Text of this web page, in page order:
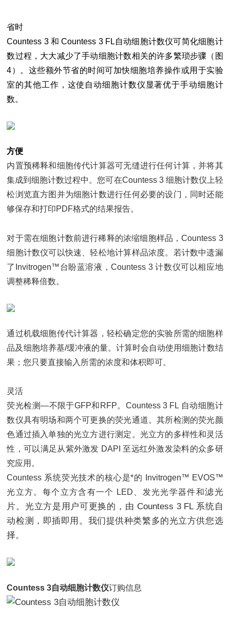
省时
Countess 3 和 Countess 3 FL自动细胞计数仪可简化细胞计
数过程，大大减少了手动细胞计数相关的许多繁琐步骤（图
4）。这些额外节省的时间可加快细胞培养操作或用于实验
室的其他工作，这使自动细胞计数仪显著优于手动细胞计
数。
方便
内置预稀释和细胞传代计算器可无缝进行任何计算，并将其
集成到细胞计数过程中。您可在Countess 3 细胞计数仪上轻
松浏览直方图并为细胞计数进行任何必要的设门，同时还能
够保存和打印PDF格式的结果报告。
对于需在细胞计数前进行稀释的浓缩细胞样品，Countess 3
细胞计数仪可以快速、轻松地计算样品浓度。若计数中遗漏
了Invitrogen™台盼蓝溶液，Countess 3 计数仪可以相应地
调整稀释倍数。
通过机载细胞传代计算器，轻松确定您的实验所需的细胞样
品及细胞培养基/缓冲液的量。计算时会自动使用细胞计数结
果；您只要直接输入所需的浓度和体积即可。
灵活
荧光检测—不限于GFP和RFP。Countess 3 FL 自动细胞计
数仪具有明场和两个可更换的荧光通道。其所检测的荧光颜
色通过插入单独的光立方进行测定。光立方的多样性和灵活
性，可以满足从紫外激发 DAPI 至远红外激发染料的众多研
究应用。
Countess 系统荧光技术的核心是*的 Invitrogen™ EVOS™
光立方。每个立方含有一个 LED、发光光学器件和滤光
片。光立方是用户可更换的，由 Countess 3 FL 系统自
动检测，即插即用。我们提供种类繁多的光立方供您选
择。
Countess 3自动细胞计数仪订购信息